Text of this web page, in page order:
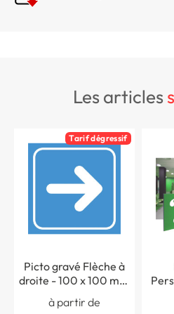
les articles
Tarif dégressif
Picto gravé Flèche à
droite - 100 x 100 mm
- Gamme Couleur
à partir de